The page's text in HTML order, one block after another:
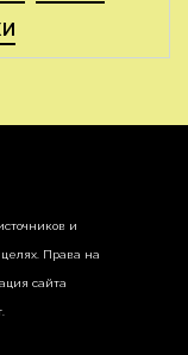
и
Права на
сайта